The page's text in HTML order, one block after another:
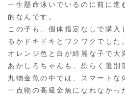
一生懸命泳いでいるのに前に進
的なんです。
この子も、個体指定なしで購入
るかドキドキとワクワクでした
オレンジ色と白が綺麗な子で大
あかしろちゃんも、恐らく選別
丸物金魚の中では、スマートな
一点物の高級金魚になれなかっ